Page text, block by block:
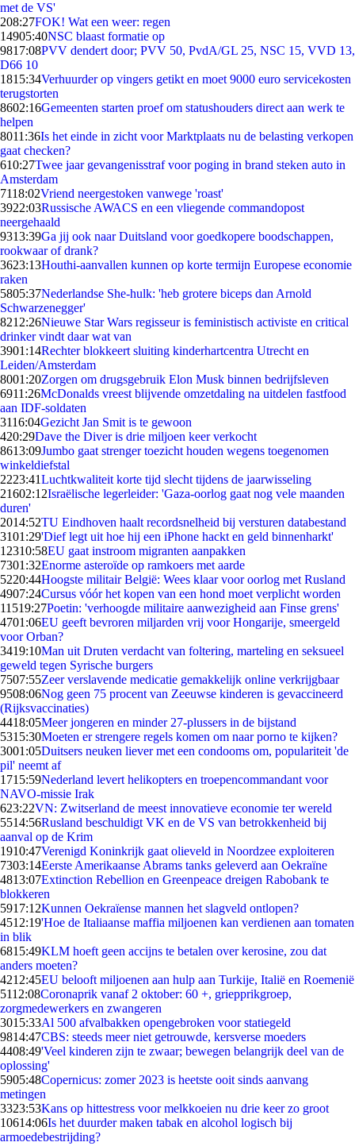
met de VS'
208:27FOK! Wat een weer: regen
14905:40NSC blaast formatie op
9817:08PVV dendert door; PVV 50, PvdA/GL 25, NSC 15, VVD 13,
D66 10
1815:34Verhuurder op vingers getikt en moet 9000 euro servicekosten
terugstorten
8602:16Gemeenten starten proef om statushouders direct aan werk te
helpen
8011:36Is het einde in zicht voor Marktplaats nu de belasting verkopen
gaat checken?
610:27Twee jaar gevangenisstraf voor poging in brand steken auto in
Amsterdam
7118:02Vriend neergestoken vanwege 'roast'
3922:03Russische AWACS en een vliegende commandopost
neergehaald
9313:39Ga jij ook naar Duitsland voor goedkopere boodschappen,
rookwaar of drank?
3623:13Houthi-aanvallen kunnen op korte termijn Europese economie
raken
5805:37Nederlandse She-hulk: 'heb grotere biceps dan Arnold
Schwarzenegger'
8212:26Nieuwe Star Wars regisseur is feministisch activiste en critical
drinker vindt daar wat van
3901:14Rechter blokkeert sluiting kinderhartcentra Utrecht en
Leiden/Amsterdam
8001:20Zorgen om drugsgebruik Elon Musk binnen bedrijfsleven
6911:26McDonalds vreest blijvende omzetdaling na uitdelen fastfood
aan IDF-soldaten
3116:04Gezicht Jan Smit is te gewoon
420:29Dave the Diver is drie miljoen keer verkocht
8613:09Jumbo gaat strenger toezicht houden wegens toegenomen
winkeldiefstal
2223:41Luchtkwaliteit korte tijd slecht tijdens de jaarwisseling
21602:12Israëlische legerleider: 'Gaza-oorlog gaat nog vele maanden
duren'
2014:52TU Eindhoven haalt recordsnelheid bij versturen databestand
3101:29'Dief legt uit hoe hij een iPhone hackt en geld binnenharkt'
12310:58EU gaat instroom migranten aanpakken
7301:32Enorme asteroïde op ramkoers met aarde
5220:44Hoogste militair België: Wees klaar voor oorlog met Rusland
4907:24Cursus vóór het kopen van een hond moet verplicht worden
11519:27Poetin: 'verhoogde militaire aanwezigheid aan Finse grens'
4701:06EU geeft bevroren miljarden vrij voor Hongarije, smeergeld
voor Orban?
3419:10Man uit Druten verdacht van foltering, marteling en seksueel
geweld tegen Syrische burgers
7507:55Zeer verslavende medicatie gemakkelijk online verkrijgbaar
9508:06Nog geen 75 procent van Zeeuwse kinderen is gevaccineerd
(Rijksvaccinaties)
4418:05Meer jongeren en minder 27-plussers in de bijstand
5315:30Moeten er strengere regels komen om naar porno te kijken?
3001:05Duitsers neuken liever met een condooms om, populariteit 'de
pil' neemt af
1715:59Nederland levert helikopters en troepencommandant voor
NAVO-missie Irak
623:22VN: Zwitserland de meest innovatieve economie ter wereld
5514:56Rusland beschuldigt VK en de VS van betrokkenheid bij
aanval op de Krim
1910:47Verenigd Koninkrijk gaat olieveld in Noordzee exploiteren
7303:14Eerste Amerikaanse Abrams tanks geleverd aan Oekraïne
4813:07Extinction Rebellion en Greenpeace dreigen Rabobank te
blokkeren
5917:12Kunnen Oekraïense mannen het slagveld ontlopen?
4512:19'Hoe de Italiaanse maffia miljoenen kan verdienen aan tomaten
in blik
6815:49KLM hoeft geen accijns te betalen over kerosine, zou dat
anders moeten?
4212:45EU belooft miljoenen aan hulp aan Turkije, Italië en Roemenië
5112:08Coronaprik vanaf 2 oktober: 60 +, griepprikgroep,
zorgmedewerkers en zwangeren
3015:33Al 500 afvalbakken opengebroken voor statiegeld
9814:47CBS: steeds meer niet getrouwde, kersverse moeders
4408:49'Veel kinderen zijn te zwaar; bewegen belangrijk deel van de
oplossing'
5905:48Copernicus: zomer 2023 is heetste ooit sinds aanvang
metingen
3323:53Kans op hittestress voor melkkoeien nu drie keer zo groot
10614:06Is het duurder maken tabak en alcohol logisch bij
armoedebestrijding?